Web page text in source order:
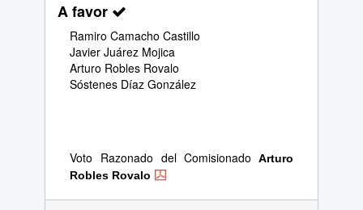
A favor
Ramiro Camacho Castillo
Javier Juárez Mojica
Arturo Robles Rovalo
Sóstenes Díaz González
Voto Razonado del Comisionado Arturo
Robles Rovalo